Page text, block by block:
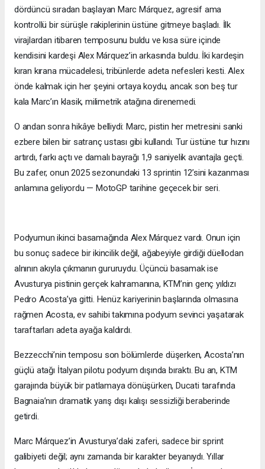
dördüncü sıradan başlayan Marc Márquez, agresif ama
kontrollü bir sürüşle rakiplerinin üstüne gitmeye başladı. İlk
virajlardan itibaren temposunu buldu ve kısa süre içinde
kendisini kardeşi Alex Márquez’in arkasında buldu. İki kardeşin
kıran kırana mücadelesi, tribünlerde adeta nefesleri kesti. Alex
önde kalmak için her şeyini ortaya koydu, ancak son beş tur
kala Marc’ın klasik, milimetrik atağına direnemedi.
O andan sonra hikâye belliydi: Marc, pistin her metresini sanki
ezbere bilen bir satranç ustası gibi kullandı. Tur üstüne tur hızını
artırdı, farkı açtı ve damalı bayrağı 1,9 saniyelik avantajla geçti.
Bu zafer, onun 2025 sezonundaki 13 sprintin 12’sini kazanması
anlamına geliyordu — MotoGP tarihine geçecek bir seri.
Podyumun ikinci basamağında Alex Márquez vardı. Onun için
bu sonuç sadece bir ikincilik değil, ağabeyiyle girdiği düellodan
alnının akıyla çıkmanın gururuydu. Üçüncü basamak ise
Avusturya pistinin gerçek kahramanına, KTM’nin genç yıldızı
Pedro Acosta’ya gitti. Henüz kariyerinin başlarında olmasına
rağmen Acosta, ev sahibi takımına podyum sevinci yaşatarak
taraftarları adeta ayağa kaldırdı.
Bezzecchi’nin temposu son bölümlerde düşerken, Acosta’nın
güçlü atağı İtalyan pilotu podyum dışında bıraktı. Bu an, KTM
garajında büyük bir patlamaya dönüşürken, Ducati tarafında
Bagnaia’nın dramatik yarış dışı kalışı sessizliği beraberinde
getirdi.
Marc Márquez’in Avusturya’daki zaferi, sadece bir sprint
galibiyeti değil; aynı zamanda bir karakter beyanıydı. Yıllar